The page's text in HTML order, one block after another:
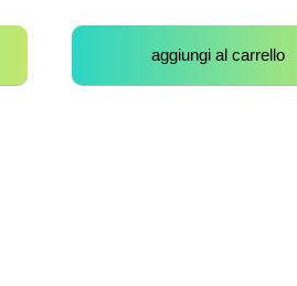
aggiungi al carrello